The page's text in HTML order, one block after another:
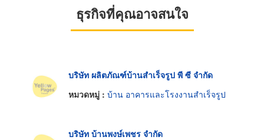
ธุรกิจที่คุณอาจสนใจ
บริษัท ผลิตภัณฑ์บ้านสำเร็จรูป พี ซี จำกัด
หมวดหมู่ : บ้าน อาคารและโรงงานสำเร็จรูป
บริษัท บ้านพงษ์เพชร จำกัด